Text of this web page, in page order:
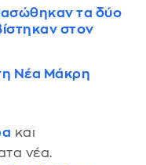
τα δύο
στον
Νέα Μάκρη
και
νέα.